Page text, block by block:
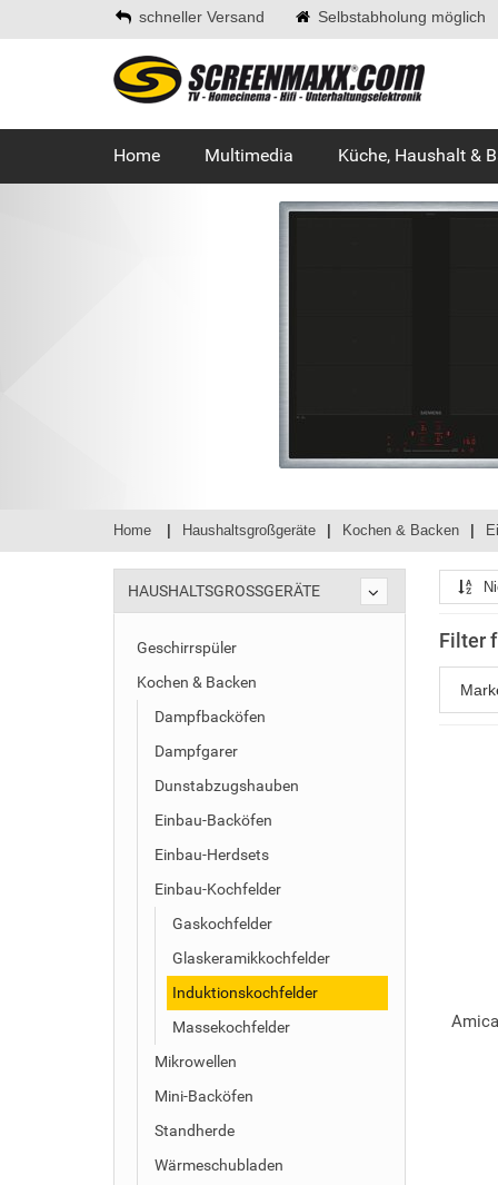
schneller Versand Selbstabholung möglich
Home Multimedia Küche, Haushalt &
Home Haushaltsgroßgeräte Kochen & Backen
HAUSHALTSGROSSGERÄTE
Geschirrspüler
Kochen & Backen
Dampfbacköfen
Dampfgarer
Dunstabzugshauben
Einbau-Backöfen
Einbau-Herdsets
Einbau-Kochfelder
Gaskochfelder
Glaskeramikkochfelder
Induktionskochfelder
Massekochfelder
Mikrowellen
Mini-Backöfen
Standherde
Wärmeschubladen
Filter